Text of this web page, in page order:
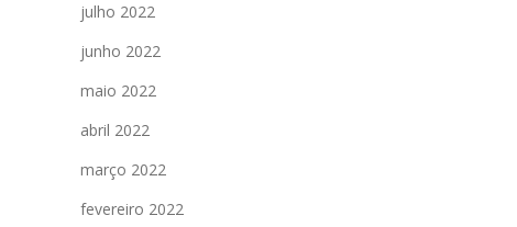
julho 2022
junho 2022
maio 2022
abril 2022
março 2022
fevereiro 2022